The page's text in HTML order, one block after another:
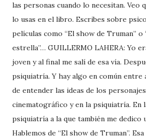
las personas cuando lo necesitan. Veo
lo usas en el libro. Escribes sobre
películas como “El show de Truman” o
estrella”… GUILLERMO LAHERA: Yo
joven y al final me salí de esa vía.
psiquiatría. Y hay algo en común entre
de entender las ideas de los
cinematográfico y en la psiquiatría. En
psiquiatría a la que también me dedico
Hablemos de “El show de Truman”.